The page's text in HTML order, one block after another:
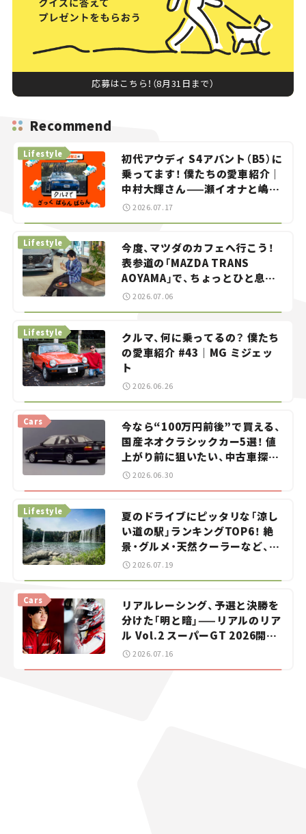
応募はこちら！（8月31日まで）
Recommend
初代アウディ S4アバント（B5）に
乗ってます！ 僕たちの愛車紹介｜
中村大輝さん——瀬イオナと嶋田
智之の「クルマでざっくばらんば
Lifestyle
2026.07.17
今度、マツダのカフェへ行こう！
表参道の「MAZDA TRANS
AOYAMA」で、ちょっとひと息。
——連載｜CCGとクルマでどうす
る？＜第13回＞
Lifestyle
2026.07.06
クルマ、何に乗ってるの？ 僕たち
の愛車紹介 #43｜MG ミジェッ
ト
Lifestyle
2026.06.26
今なら“100万円前後”で買える、
国産ネオクラシックカー5選！ 値
上がり前に狙いたい、中古車探し
をお手伝い――ちょっとイケてるマ
イカー選び #02
Cars
2026.06.30
夏のドライブにピッタリな「涼し
い道の駅」ランキングTOP6！ 絶
景・グルメ・天然クーラーなど、避
暑におすすめのスポットを紹介
Lifestyle
2026.07.19
リアルレーシング、予選と決勝を
分けた「明と暗」——リアルのリア
ル Vol.2 スーパーGT 2026開幕
戦 岡山国際サーキット
Cars
2026.07.16